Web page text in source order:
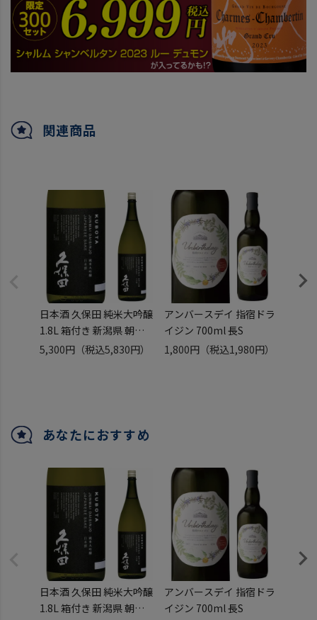
関連商品
日本酒 久保田 純米大吟醸
1.8L 箱付き 新潟県 朝日
酒造 一升瓶 長S
5,300円 （税込5,830円）
アンバースデイ 指宿ドラ
イジン 700ml 長S
1,800円 （税込1,980円）
あなたにおすすめ
日本酒 久保田 純米大吟醸
1.8L 箱付き 新潟県 朝日
アンバースデイ 指宿ドラ
イジン 700ml 長S